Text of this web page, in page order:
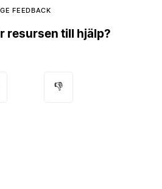
GE FEEDBACK
resursen till hjälp?
👎